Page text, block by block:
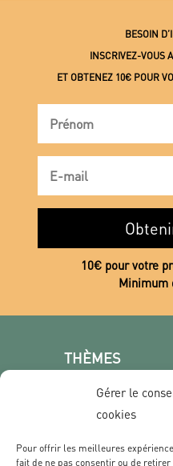
Gérer le
cookies
Pour offrir les meilleures
fait de ne pas consentir ou de
BESOIN
INSCRIVEZ-VOUS
ET OBTENEZ 10€ POUR
10€ pour votre
Minimum
THÈMES
Poster photo
Les villes
Film & Série